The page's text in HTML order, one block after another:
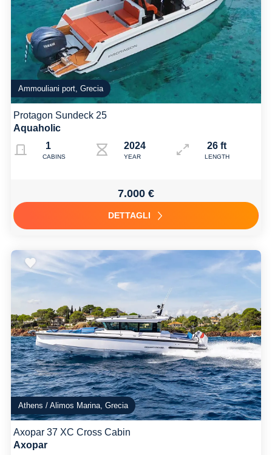
Ammouliani port, Grecia
Protagon Sundeck 25
Aquaholic
1
CABINS
2024
YEAR
26 ft
LENGTH
7.000 €
DETTAGLI
Athens / Alimos Marina, Grecia
Axopar 37 XC Cross Cabin
Axopar